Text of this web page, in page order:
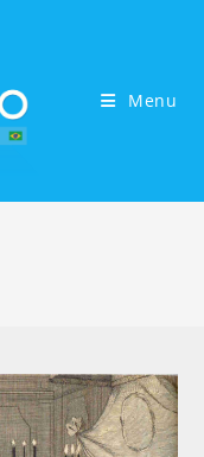
Menu